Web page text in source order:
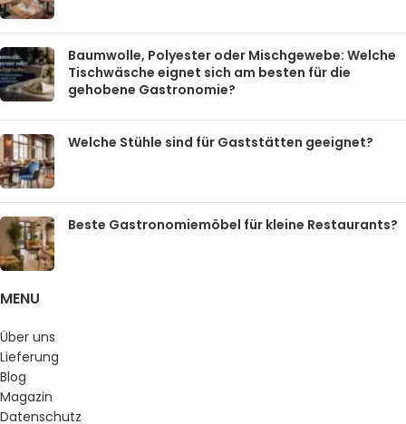
Baumwolle, Polyester oder Mischgewebe: Welche
Tischwäsche eignet sich am besten für die
gehobene Gastronomie?
Welche Stühle sind für Gaststätten geeignet?
Beste Gastronomiemöbel für kleine Restaurants?
MENU
Über uns
Lieferung
Blog
Magazin
Datenschutz